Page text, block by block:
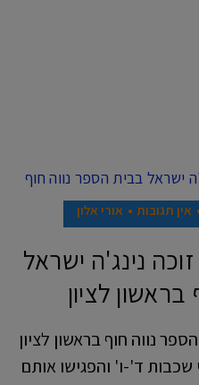
אין תגובות אורי אלון
נינג'ה ישראל
לציון
נווה חוף בראשון לציון
ד'-ו' והפגישו אותם